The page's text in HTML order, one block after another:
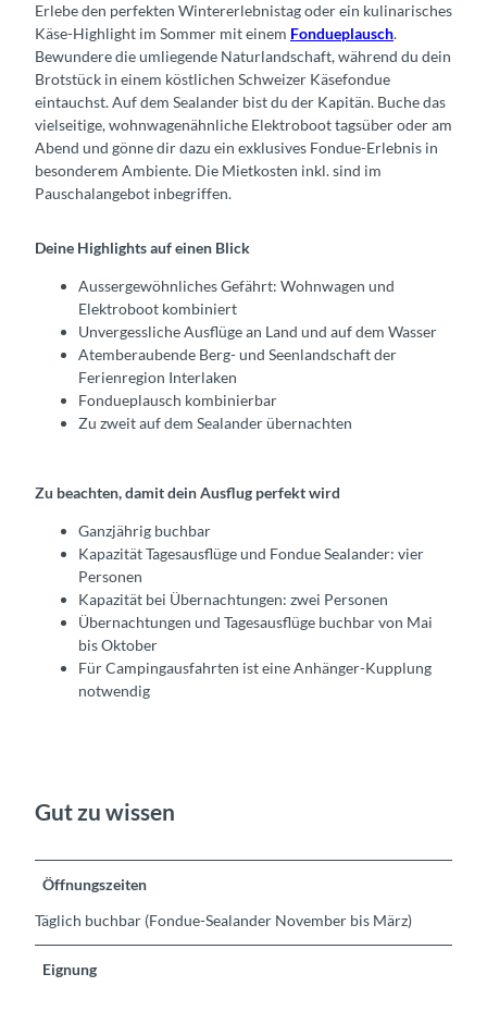
Erlebe den perfekten Wintererlebnistag oder ein kulinarisches
Käse-Highlight im Sommer mit einem Fondueplausch.
Bewundere die umliegende Naturlandschaft, während du dein
Brotstück in einem köstlichen Schweizer Käsefondue
eintauchst. Auf dem Sealander bist du der Kapitän. Buche das
vielseitige, wohnwagenähnliche Elektroboot tagsüber oder am
Abend und gönne dir dazu ein exklusives Fondue-Erlebnis in
besonderem Ambiente. Die Mietkosten inkl. sind im
Pauschalangebot inbegriffen.
Deine Highlights auf einen Blick
Aussergewöhnliches Gefährt: Wohnwagen und
Elektroboot kombiniert
Unvergessliche Ausflüge an Land und auf dem Wasser
Atemberaubende Berg- und Seenlandschaft der
Ferienregion Interlaken
Fondueplausch kombinierbar
Zu zweit auf dem Sealander übernachten
Zu beachten, damit dein Ausflug perfekt wird
Ganzjährig buchbar
Kapazität Tagesausflüge und Fondue Sealander: vier
Personen
Kapazität bei Übernachtungen: zwei Personen
Übernachtungen und Tagesausflüge buchbar von Mai
bis Oktober
Für Campingausfahrten ist eine Anhänger-Kupplung
notwendig
Gut zu wissen
Öffnungszeiten
Täglich buchbar (Fondue-Sealander November bis März)
Eignung